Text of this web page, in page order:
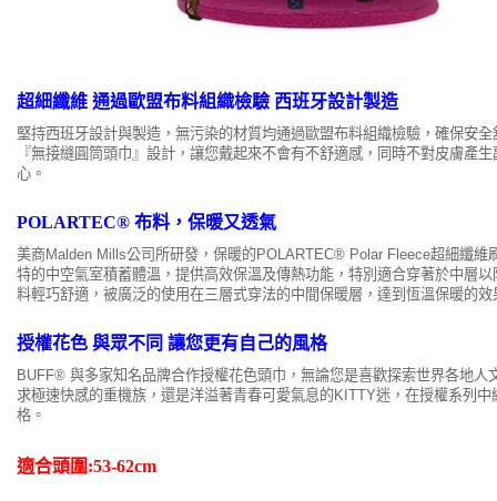
超細纖維 通過歐盟布料組織檢驗 西班牙設計製造
堅持西班牙設計與製造，無污染的材質均通過歐盟布料組織檢驗，確保安
『無接縫圓筒頭巾』設計，讓您戴起來不會有不舒適感，同時不對皮膚產
心。
POLARTEC® 布料，保暖又透氣
美商Malden Mills公司所研發，保暖的POLARTEC® Polar Fleece超細纖維
特的中空氣室積蓄體溫，提供高效保溫及傳熱功能，特別適合穿著於中層
料輕巧舒適，被廣泛的使用在三層式穿法的中間保暖層，達到恆溫保暖的效
授權花色 與眾不同 讓您更有自己的風格
BUFF® 與多家知名品牌合作授權花色頭巾，無論您是喜歡探索世界各地人
求極速快感的重機族，還是洋溢著青春可愛氣息的KITTY迷，在授權系列中
格。
適合頭圍:53-62cm